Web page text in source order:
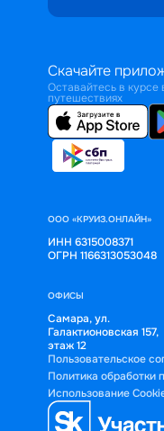
Скачайте
Оставайтесь в
путешествиях
ООО «КРУИЗ.ОНЛАЙН»
ИНН 6315008371
ОГРН 1166313053048
ОФИСЫ
Самара, ул.
Галактионовская 157,
этаж 12
Пользовательское
Политика обработки
Использование